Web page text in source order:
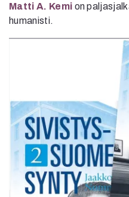
Matti A. Kemi on
humanisti.